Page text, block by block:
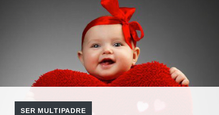
SER MULTIPADRE